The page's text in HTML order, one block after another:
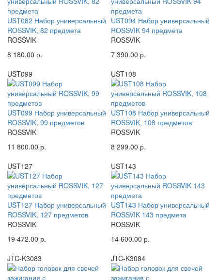
UST082 Набор универсальный
ROSSVIK, 82 предмета
ROSSVIK
8 180.00 р.
UST094 Набор универсальный
ROSSVIK 94 предмета
ROSSVIK
7 390.00 р.
UST099
UST099 Набор универсальный
ROSSVIK, 99 предметов
ROSSVIK
11 800.00 р.
UST108
UST108 Набор универсальный
ROSSVIK, 108 предметов
ROSSVIK
8 299.00 р.
UST127
UST127 Набор универсальный
ROSSVIK, 127 предметов
ROSSVIK
19 472.00 р.
UST143
UST143 Набор универсальный
ROSSVIK 143 предмета
ROSSVIK
14 600.00 р.
JTC-K3083
JTC-K3084